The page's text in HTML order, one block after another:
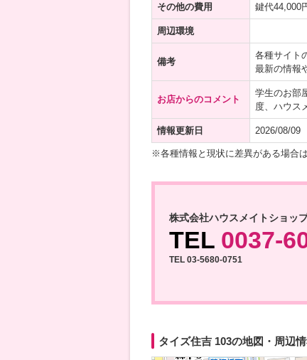
その他の費用 鍵代44,000
周辺環境
備考
各種サイト
最新の情報
お店からのコメント
学生のお部
度、ハウス
情報更新日 2026/08/09
※各種情報と現状に差異がある場合
株式会社ハウスメイトショッ
TEL 0037-
TEL 03-5680-0751
タイズ住吉 103の地図・周辺